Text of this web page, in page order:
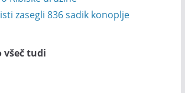
zasegli 836 sadik konoplje
všeč tudi